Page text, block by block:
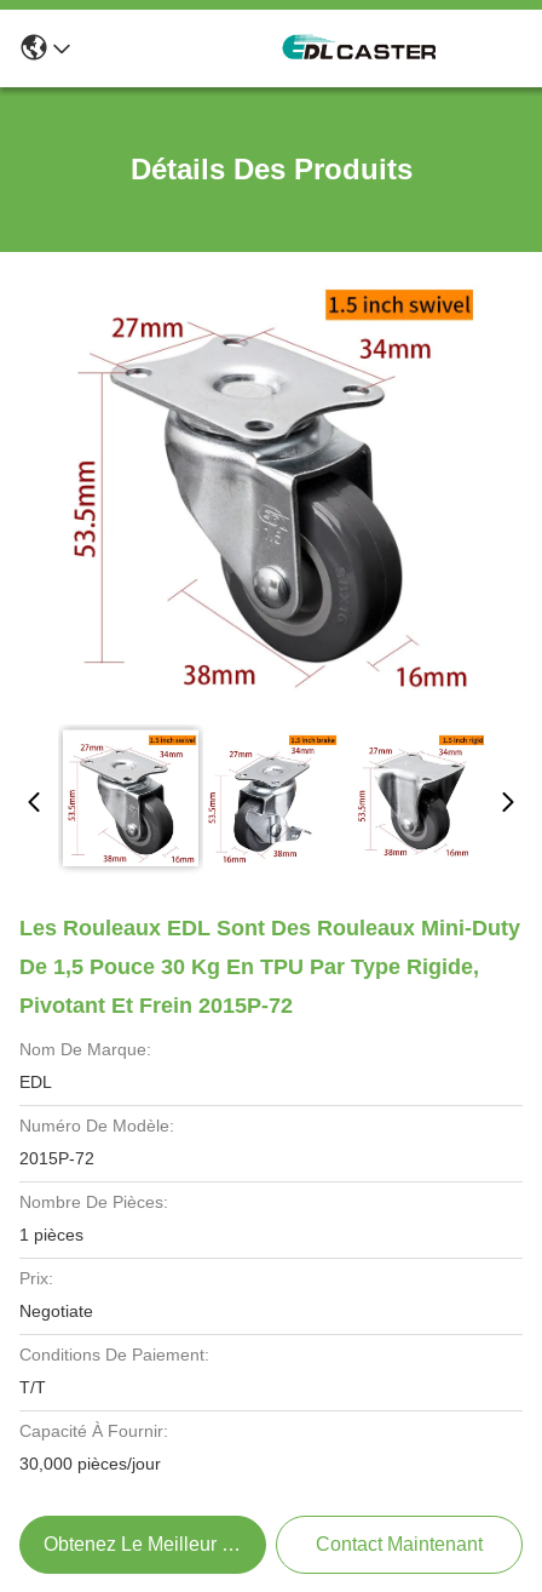
Détails Des Produits
Les Rouleaux EDL Sont Des Rouleaux Mini-Duty
De 1,5 Pouce 30 Kg En TPU Par Type Rigide,
Pivotant Et Frein 2015P-72
Nom De Marque:
EDL
Numéro De Modèle:
2015P-72
Nombre De Pièces:
1 pièces
Prix:
Negotiate
Conditions De Paiement:
T/T
Capacité À Fournir:
30,000 pièces/jour
Obtenez Le Meilleur Prix Contact Maintenant